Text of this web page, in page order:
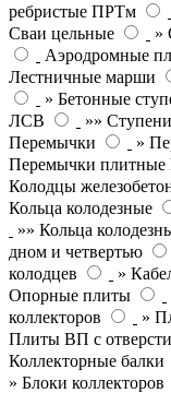
ребристые ПРТм
Сваи цельные
»
Аэродромные
Лестничные марши
» Бетонные
ЛСВ
»»
Перемычки
»
Перемычки
Колодцы
Кольца колодезные
»» Кольца
дном и четвертью
колодцев
»
Опорные плиты
коллекторов
»
Плиты ВП с
Коллекторные балки
» Блоки коллекторов